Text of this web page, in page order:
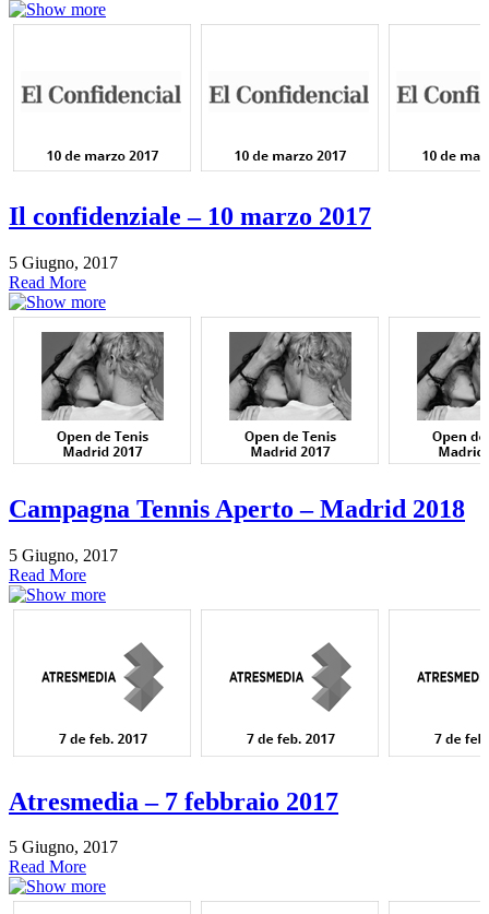
Il confidenziale – 10 marzo 2017
5 Giugno, 2017
Read More
Campagna Tennis Aperto – Madrid 2018
5 Giugno, 2017
Read More
Atresmedia – 7 febbraio 2017
5 Giugno, 2017
Read More